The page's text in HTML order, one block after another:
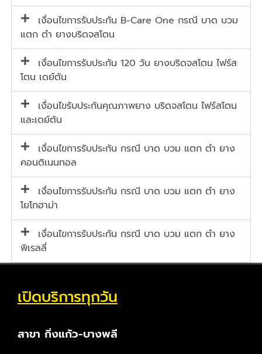
เงื่อนไขการรับประกัน B-Care One กรณี บาด บวม
แตก ตำ ยางบริดจสโตน
เงื่อนไขการรับประกัน 120 วัน ยางบริดจสโตน ไฟร์ส
โตน เดย์ตัน
เงื่อนไขรับประกันคุณภาพยาง บริดจสโตน ไฟร์สโตน
และเดย์ตัน
เงื่อนไขการรับประกัน กรณี บาด บวม แตก ตำ ยาง
คอนติเนนทอล
เงื่อนไขการรับประกัน กรณี บาด บวม แตก ตำ ยาง
โยโกฮาม่า
เงื่อนไขการรับประกัน กรณี บาด บวม แตก ตำ ยาง
พิเรลลี่
เปิดบริการทุกวัน
สาขา กิ่งแก้ว-บางพลี